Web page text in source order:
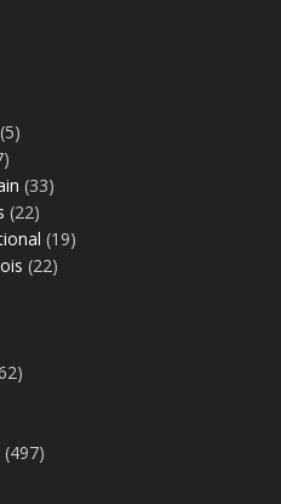
(5)
(33)
(22)
(19)
(22)
(497)